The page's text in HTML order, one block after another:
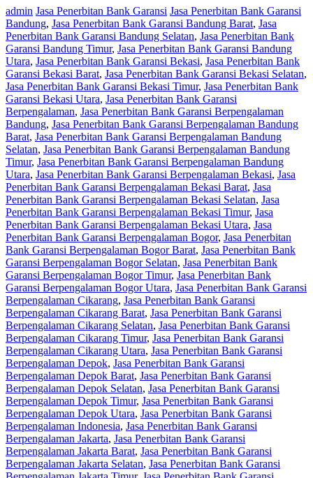
admin Jasa Penerbitan Bank Garansi Jasa Penerbitan Bank Garansi
Bandung, Jasa Penerbitan Bank Garansi Bandung Barat, Jasa
Penerbitan Bank Garansi Bandung Selatan, Jasa Penerbitan Bank
Garansi Bandung Timur, Jasa Penerbitan Bank Garansi Bandung
Utara, Jasa Penerbitan Bank Garansi Bekasi, Jasa Penerbitan Bank
Garansi Bekasi Barat, Jasa Penerbitan Bank Garansi Bekasi Selatan,
Jasa Penerbitan Bank Garansi Bekasi Timur, Jasa Penerbitan Bank
Garansi Bekasi Utara, Jasa Penerbitan Bank Garansi
Berpengalaman, Jasa Penerbitan Bank Garansi Berpengalaman
Bandung, Jasa Penerbitan Bank Garansi Berpengalaman Bandung
Barat, Jasa Penerbitan Bank Garansi Berpengalaman Bandung
Selatan, Jasa Penerbitan Bank Garansi Berpengalaman Bandung
Timur, Jasa Penerbitan Bank Garansi Berpengalaman Bandung
Utara, Jasa Penerbitan Bank Garansi Berpengalaman Bekasi, Jasa
Penerbitan Bank Garansi Berpengalaman Bekasi Barat, Jasa
Penerbitan Bank Garansi Berpengalaman Bekasi Selatan, Jasa
Penerbitan Bank Garansi Berpengalaman Bekasi Timur, Jasa
Penerbitan Bank Garansi Berpengalaman Bekasi Utara, Jasa
Penerbitan Bank Garansi Berpengalaman Bogor, Jasa Penerbitan
Bank Garansi Berpengalaman Bogor Barat, Jasa Penerbitan Bank
Garansi Berpengalaman Bogor Selatan, Jasa Penerbitan Bank
Garansi Berpengalaman Bogor Timur, Jasa Penerbitan Bank
Garansi Berpengalaman Bogor Utara, Jasa Penerbitan Bank Garansi
Berpengalaman Cikarang, Jasa Penerbitan Bank Garansi
Berpengalaman Cikarang Barat, Jasa Penerbitan Bank Garansi
Berpengalaman Cikarang Selatan, Jasa Penerbitan Bank Garansi
Berpengalaman Cikarang Timur, Jasa Penerbitan Bank Garansi
Berpengalaman Cikarang Utara, Jasa Penerbitan Bank Garansi
Berpengalaman Depok, Jasa Penerbitan Bank Garansi
Berpengalaman Depok Barat, Jasa Penerbitan Bank Garansi
Berpengalaman Depok Selatan, Jasa Penerbitan Bank Garansi
Berpengalaman Depok Timur, Jasa Penerbitan Bank Garansi
Berpengalaman Depok Utara, Jasa Penerbitan Bank Garansi
Berpengalaman Indonesia, Jasa Penerbitan Bank Garansi
Berpengalaman Jakarta, Jasa Penerbitan Bank Garansi
Berpengalaman Jakarta Barat, Jasa Penerbitan Bank Garansi
Berpengalaman Jakarta Selatan, Jasa Penerbitan Bank Garansi